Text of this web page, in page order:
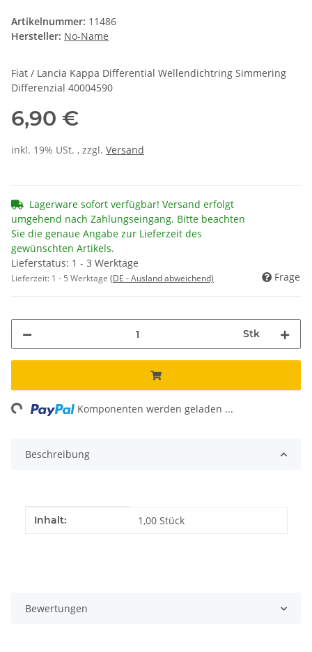
Artikelnummer: 11486
Hersteller: No-Name
Fiat / Lancia Kappa Differential Wellendichtring Simmering
Differenzial 40004590
6,90 €
inkl. 19% USt. , zzgl. Versand
Lagerware sofort verfügbar! Versand erfolgt
umgehend nach Zahlungseingang. Bitte beachten
Sie die genaue Angabe zur Lieferzeit des
gewünschten Artikels.
Lieferstatus: 1 - 3 Werktage
Lieferzeit: 1 - 5 Werktage (DE - Ausland abweichend) Frage
Stk
Komponenten werden geladen ...
Beschreibung
Produkteigenschaft
Wert
Inhalt: 1,00 Stück
Bewertungen